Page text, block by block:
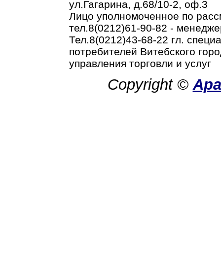
ул.Гагарина, д.68/10-2, оф.3
Лицо уполномоченное по
тел.8(0212)61-90-82 -
Тел.8(0212)43-68-22 гл.
потребителей Витебского
управления торговли и услуг
Copyright ©